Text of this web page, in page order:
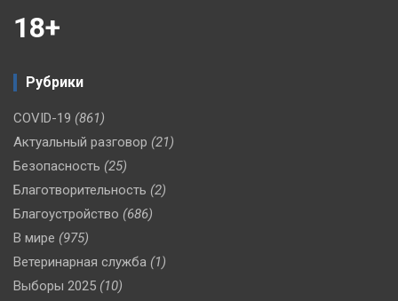
18+
Рубрики
COVID-19 (861)
Актуальный разговор (21)
Безопасность (25)
Благотворительность (2)
Благоустройство (686)
В мире (975)
Ветеринарная служба (1)
Выборы 2025 (10)